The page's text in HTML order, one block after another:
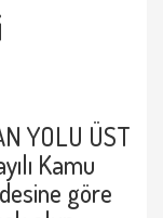
YOLU ÜST
Kamu
göre